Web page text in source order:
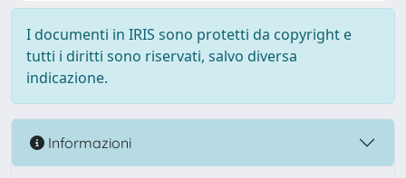
I documenti in IRIS sono protetti da copyright e
tutti i diritti sono riservati, salvo diversa
indicazione.
Informazioni